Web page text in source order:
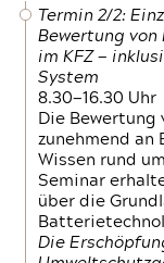
Termin 2/2:
Bewertung
im KFZ —
System
8.30—16.30 Uhr
Die Bewertung
zunehmend an
Wissen rund
Seminar
über die
Die